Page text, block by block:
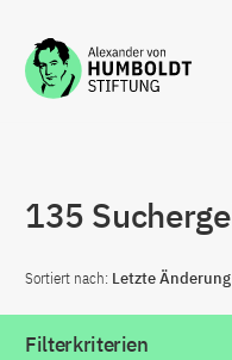
Zum Inhalt springen
135
Sortiert nach: Letzte Änderung
Filterkriterien